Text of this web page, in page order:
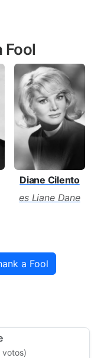
Fool
Diane Cilento
es Liane Dane
a Fool
votos)